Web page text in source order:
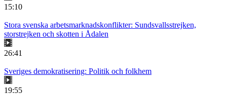
15:10
Stora svenska arbetsmarknadskonflikter: Sundsvallsstrejken,
storstrejken och skotten i Ådalen
26:41
Sveriges demokratisering: Politik och folkhem
19:55